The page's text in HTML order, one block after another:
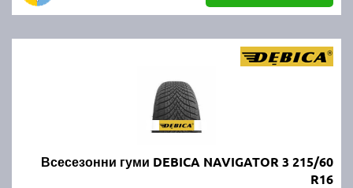
Всесезонни гуми DEBICA NAVIGATOR 3 215/60
R16